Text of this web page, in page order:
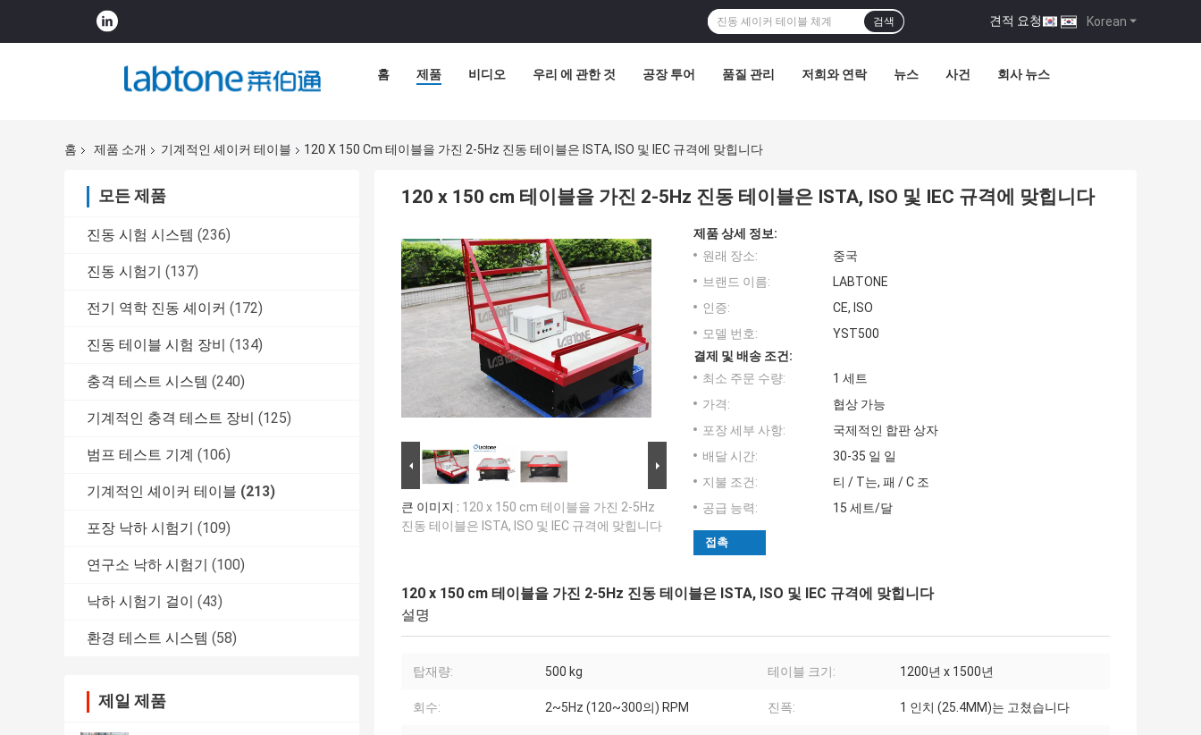
Korean
견적 요청 |
검색
홈 제품 비디오 우리 에 관한 것 공장 투어 품질 관리 저희와 연락 뉴스 사건 회사 뉴스
홈 제품 소개 기계적인 셰이커 테이블 120 X 150 Cm 테이블을 가진 2-5Hz 진동 테이블은 ISTA, ISO 및 IEC 규격에 맞힙니다
모든 제품
진동 시험 시스템 (236)
진동 시험기 (137)
전기 역학 진동 셰이커 (172)
진동 테이블 시험 장비 (134)
충격 테스트 시스템 (240)
기계적인 충격 테스트 장비 (125)
범프 테스트 기계 (106)
기계적인 셰이커 테이블 (213)
포장 낙하 시험기 (109)
연구소 낙하 시험기 (100)
낙하 시험기 걸이 (43)
환경 테스트 시스템 (58)
제일 제품
120 x 150 cm 테이블을 가진 2-5Hz 진동 테이블은 ISTA, ISO 및 IEC 규격에 맞힙니다
큰 이미지 : 120 x 150 cm 테이블을 가진 2-5Hz
진동 테이블은 ISTA, ISO 및 IEC 규격에 맞힙니다
제품 상세 정보:
원래 장소:
중국
브랜드 이름:
LABTONE
인증:
CE, ISO
모델 번호:
YST500
결제 및 배송 조건:
최소 주문 수량:
1 세트
가격:
협상 가능
포장 세부 사항:
국제적인 합판 상자
배달 시간:
30-35 일 일
지불 조건:
티 / T는, 패 / C 조
공급 능력:
15 세트/달
접촉
120 x 150 cm 테이블을 가진 2-5Hz 진동 테이블은 ISTA, ISO 및 IEC 규격에 맞힙니다
설명
탑재량: 500 kg 테이블 크기: 1200년 x 1500년
회수: 2~5Hz (120~300의) RPM 진폭: 1 인치 (25.4MM)는 고쳤습니다